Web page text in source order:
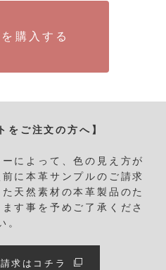
購入する
をご注文の方へ】
によって、色の見え方が
に本革サンプルのご請求
た天然素材の本革製品のた
す事を予めご了承くださ
。
求はコチラ